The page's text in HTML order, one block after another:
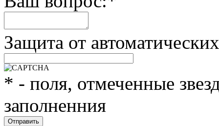
Защита от
* - поля, отмеченные
заполненния